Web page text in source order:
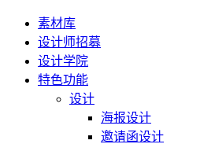
素材库
设计师招募
设计学院
特色功能
设计
海报设计
邀请函设计